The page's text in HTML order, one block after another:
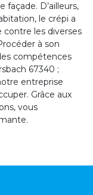
façade. D’ailleurs,
le crépi a
contre les diverses
à son
compétences
67340 ;
entreprise
Grâce aux
vous